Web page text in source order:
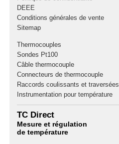
DEEE
Conditions générales de vente
Sitemap
Thermocouples
Sondes Pt100
Câble thermocouple
Connecteurs de thermocouple
Raccords coulissants et traversées
Instrumentation pour température
TC Direct
Mesure et régulation
de température